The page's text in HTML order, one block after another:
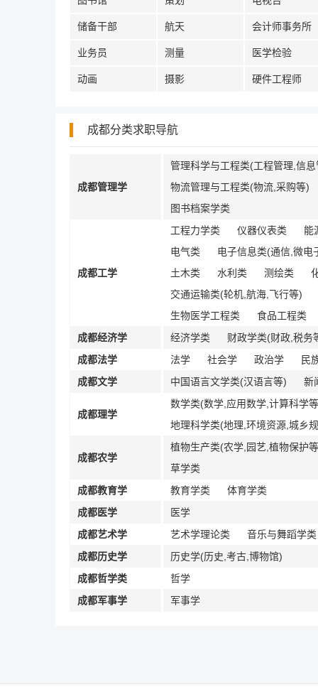
储备干部 航天 会计师事务所
业务员 测量 医学检验
动画 摄影 硬件工程师
成都分类求职导航
成都管理学
管理科学与工程类(工程管理,信
物流管理与工程类(物流,采购等)
图书档案学类
成都工学
工程力学类 仪器仪表类
能
电气类
电子信息类(通信,微电
土木类
水利类 测绘类
交通运输类(轮机,航海,飞行等)
生物医学工程类
食品工程类
成都经济学
经济学类
财政学类(财政,税务
成都法学
法学 社会学 政治学
民
成都文学
中国语言文学类(汉语言等) 新
成都理学
数学类(数学,应用数学,计算科学
地理科学类(地理,环境资源,城乡
成都农学
植物生产类(农学,园艺,植物保护
草学类
成都教育学
教育学类
体育学类
成都医学
医学
成都艺术学
艺术学理论类
音乐与舞蹈学类
成都历史学
历史学(历史,考古,博物馆)
成都哲学类
哲学
成都军事学
军事学